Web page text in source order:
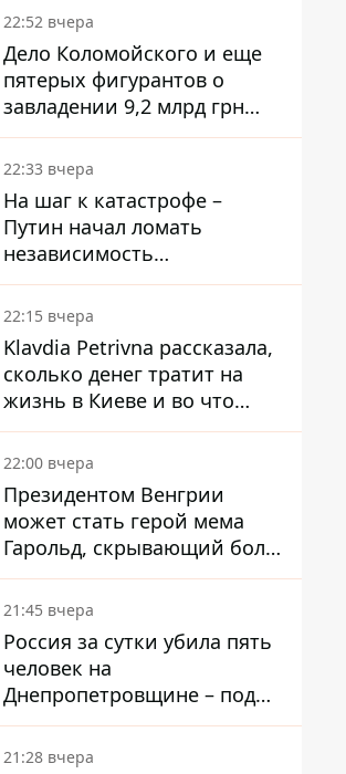
22:52 вчера
Дело Коломойского и еще
пятерых фигурантов о
завладении 9,2 млрд грн
ПриватБанка направили в
суд
22:33 вчера
На шаг к катастрофе –
Путин начал ломать
независимость
собственного Центробанка,
заставив снизить базовую
ставку
22:15 вчера
Klavdia Petrivna рассказала,
сколько денег тратит на
жизнь в Киеве и во что
вкладывает миллионы
22:00 вчера
Президентом Венгрии
может стать герой мема
Гарольд, скрывающий боль
– он возглавил народное
голосование
21:45 вчера
Россия за сутки убила пять
человек на
Днепропетровщине – под
ударами оказались пять
районов области
21:28 вчера